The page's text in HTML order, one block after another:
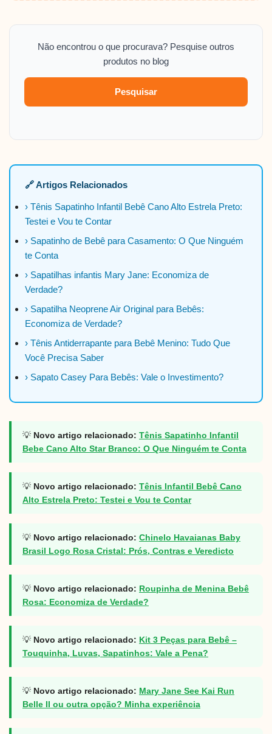
Não encontrou o que procurava? Pesquise outros
produtos no blog
Pesquisar
🔗 Artigos Relacionados
› Tênis Sapatinho Infantil Bebê Cano Alto Estrela Preto:
Testei e Vou te Contar
› Sapatinho de Bebê para Casamento: O Que Ninguém
te Conta
› Sapatilhas infantis Mary Jane: Economiza de
Verdade?
› Sapatilha Neoprene Air Original para Bebês:
Economiza de Verdade?
› Tênis Antiderrapante para Bebê Menino: Tudo Que
Você Precisa Saber
› Sapato Casey Para Bebês: Vale o Investimento?
💡 Novo artigo relacionado: Tênis Sapatinho Infantil
Bebe Cano Alto Star Branco: O Que Ninguém te Conta
💡 Novo artigo relacionado: Tênis Infantil Bebê Cano
Alto Estrela Preto: Testei e Vou te Contar
💡 Novo artigo relacionado: Chinelo Havaianas Baby
Brasil Logo Rosa Cristal: Prós, Contras e Veredicto
💡 Novo artigo relacionado: Roupinha de Menina Bebê
Rosa: Economiza de Verdade?
💡 Novo artigo relacionado: Kit 3 Peças para Bebê –
Touquinha, Luvas, Sapatinhos: Vale a Pena?
💡 Novo artigo relacionado: Mary Jane See Kai Run
Belle II ou outra opção? Minha experiência